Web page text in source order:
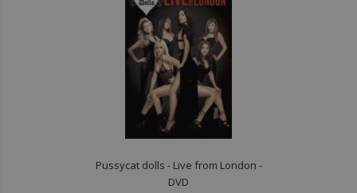
Pussycat dolls - Live from London -
DVD